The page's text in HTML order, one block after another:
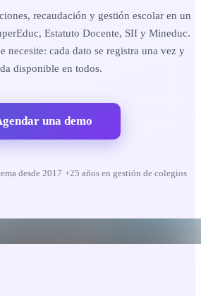
recaudación y gestión escolar en un
Estatuto Docente, SII y Mineduc.
necesite: cada dato se registra una vez y
disponible en todos.
una demo
desde 2017·+25 años en gestión de colegios